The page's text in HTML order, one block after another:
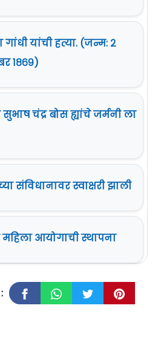
गांधी यांची हत्या. (जन्म: २
१८६९)
चंद्र बोस ह्यांचे जर्मनी ला
संविधानावर स्वाक्षरी झाली
महिला आयोगाची स्थापना